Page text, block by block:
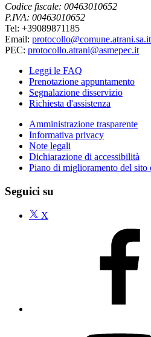
Codice fiscale: 00463010652
P.IVA: 00463010652
Tel: +39089871185
Email: protocollo@comune.atrani.sa.it
PEC: protocollo.atrani@asmepec.it
Leggi le FAQ
Prenotazione appuntamento
Segnalazione disservizio
Richiesta d'assistenza
Amministrazione trasparente
Informativa privacy
Note legali
Dichiarazione di accessibilità
Piano di miglioramento del sito
Seguici su
X